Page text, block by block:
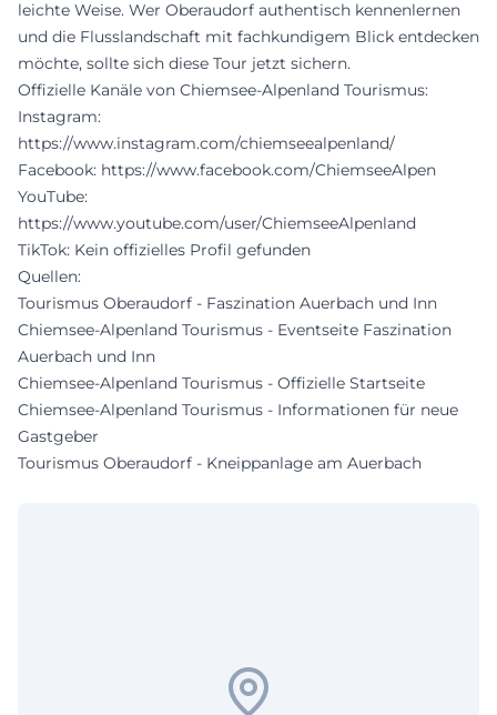
leichte Weise. Wer Oberaudorf authentisch kennenlernen
und die Flusslandschaft mit fachkundigem Blick entdecken
möchte, sollte sich diese Tour jetzt sichern.
Offizielle Kanäle von Chiemsee-Alpenland Tourismus:
Instagram:
https://www.instagram.com/chiemseealpenland/
Facebook: https://www.facebook.com/ChiemseeAlpen
YouTube:
https://www.youtube.com/user/ChiemseeAlpenland
TikTok: Kein offizielles Profil gefunden
Quellen:
Tourismus Oberaudorf - Faszination Auerbach und Inn
Chiemsee-Alpenland Tourismus - Eventseite Faszination
Auerbach und Inn
Chiemsee-Alpenland Tourismus - Offizielle Startseite
Chiemsee-Alpenland Tourismus - Informationen für neue
Gastgeber
Tourismus Oberaudorf - Kneippanlage am Auerbach